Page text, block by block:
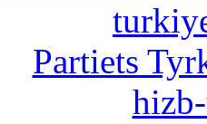
Partiets